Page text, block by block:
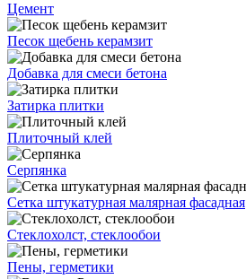
Цемент
Песок щебень керамзит
Добавка для смеси бетона
Затирка плитки
Плиточный клей
Серпянка
Сетка штукатурная малярная фасадная
Стеклохолст, стеклообои
Пены, герметики